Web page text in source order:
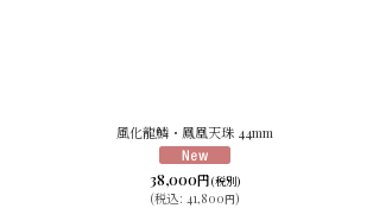
風化龍鱗・鳳凰天珠 44mm
38,000円(税別)
(税込: 41,800円)